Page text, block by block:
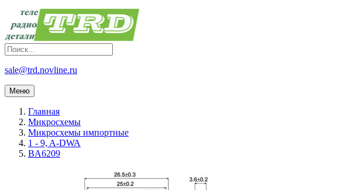
sale@trd.novline.ru
Меню
Главная
Микросхемы
Микросхемы импортные
1 - 9, A-DWA
BA6209